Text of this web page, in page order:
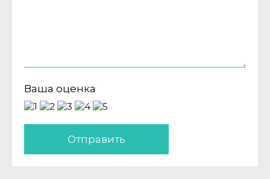
Ваша оценка
Отправить